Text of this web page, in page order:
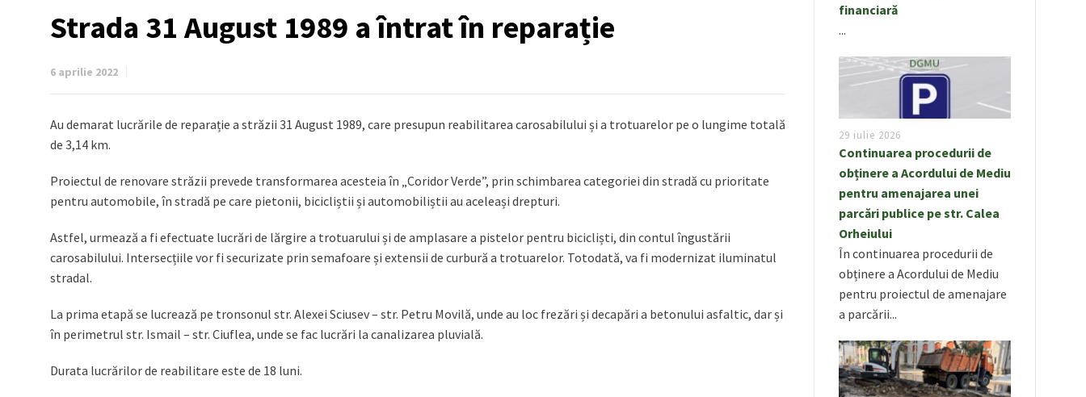
Strada 31 August 1989 a întrat în reparație
6 aprilie 2022
Au demarat lucrările de reparație a străzii 31 August 1989, care presupun reabilitarea carosabilului și a trotuarelor pe o lungime totală
de 3,14 km.
Proiectul de renovare străzii prevede transformarea acesteia în „Coridor Verde”, prin schimbarea categoriei din stradă cu prioritate
pentru automobile, în stradă pe care pietonii, bicicliștii și automobiliștii au aceleași drepturi.
Astfel, urmează a fi efectuate lucrări de lărgire a trotuarului și de amplasare a pistelor pentru bicicliști, din contul îngustării
carosabilului. Intersecțiile vor fi securizate prin semafoare și extensii de curbură a trotuarelor. Totodată, va fi modernizat iluminatul
stradal.
La prima etapă se lucrează pe tronsonul str. Alexei Sciusev – str. Petru Movilă, unde au loc frezări și decapări a betonului asfaltic, dar și
în perimetrul str. Ismail – str. Ciuflea, unde se fac lucrări la canalizarea pluvială.
Durata lucrărilor de reabilitare este de 18 luni.
financiară
...
29 iulie 2026
Continuarea procedurii de
obținere a Acordului de Mediu
pentru amenajarea unei
parcări publice pe str. Calea
Orheiului
În continuarea procedurii de
obținere a Acordului de Mediu
pentru proiectul de amenajare
a parcării...